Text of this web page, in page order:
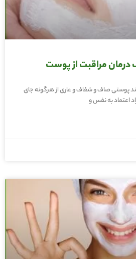
مراقبت از پوست
پوستی صاف و شفاف و عاری از هرگونه جای
اعتماد به نفس و